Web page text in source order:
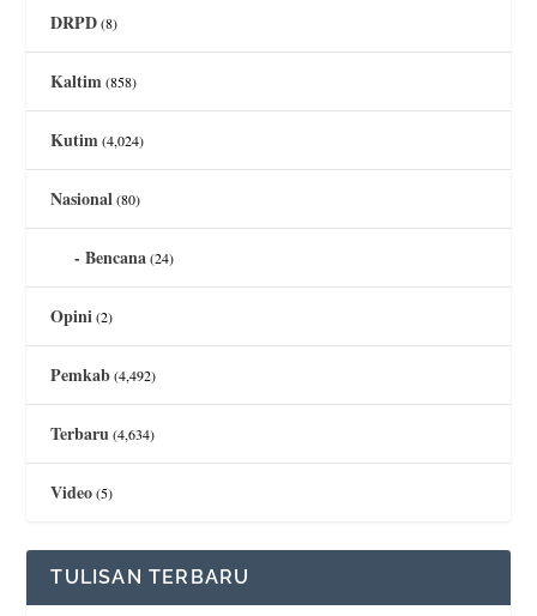
DRPD(8)
Kaltim(858)
Kutim(4,024)
Nasional(80)
Bencana(24)
Opini(2)
Pemkab(4,492)
Terbaru(4,634)
Video(5)
TULISAN TERBARU